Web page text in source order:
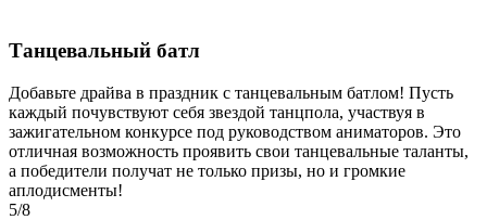
Танцевальный батл
Добавьте драйва в праздник с танцевальным батлом! Пусть
каждый почувствуют себя звездой танцпола, участвуя в
зажигательном конкурсе под руководством аниматоров. Это
отличная возможность проявить свои танцевальные таланты,
а победители получат не только призы, но и громкие
аплодисменты!
5/8